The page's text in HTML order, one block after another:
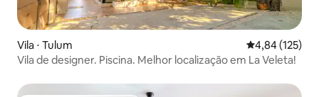
Vila ⋅ Tulum 4,84 de uma
4,84 (125)
Vila de designer. Piscina. Melhor localização em La Veleta!